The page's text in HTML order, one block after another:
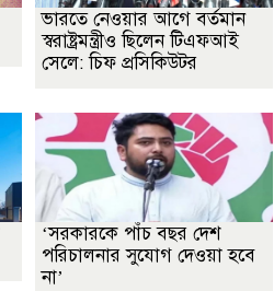
ভারতে নেওয়ার আগে বর্তমান
স্বরাষ্ট্রমন্ত্রীও ছিলেন টিএফআই
সেলে: চিফ প্রসিকিউটর
‘সরকারকে পাঁচ বছর দেশ
পরিচালনার সুযোগ দেওয়া হবে
না’